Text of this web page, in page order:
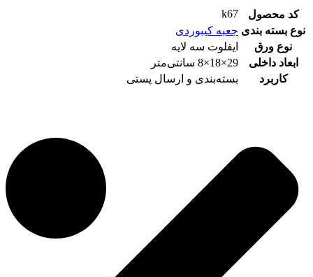
کد محصول
k67
نوع بسته بندی جعبه کیبوردی
نوع ورق
ایفلوت سه لایه
ابعاد داخلی
29×18×8 سانتی‌متر
کاربرد
بسته‌بندی و ارسال پستی